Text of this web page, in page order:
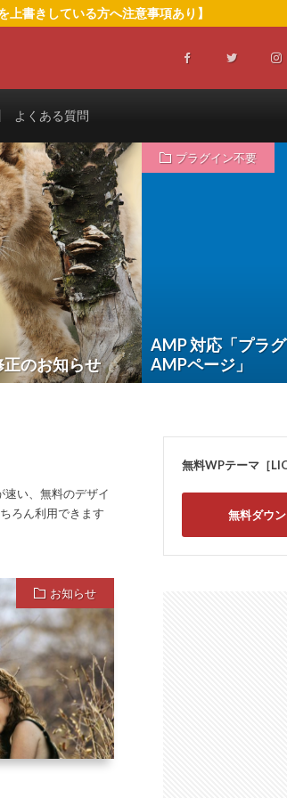
書きしている方へ注意事項あり】
よくある質問
正のお知らせ
プラグイン不要
AMP 対応「プラ
AMPページ」
い、無料のデザイ
ろん利用できます
お知らせ
無料WPテーマ［
無料ダウ